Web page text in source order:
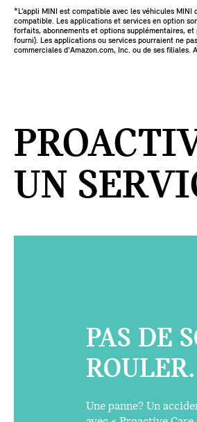
*L’appli MINI est compatible avec les véhicules
compatible. Les applications et services en option
forfaits, abonnements et options supplémentaires,
fourni). Les applications ou services pourraient ne
commerciales d'Amazon.com, Inc. ou de ses filiales.
UN
DES
Il suffit
assister à